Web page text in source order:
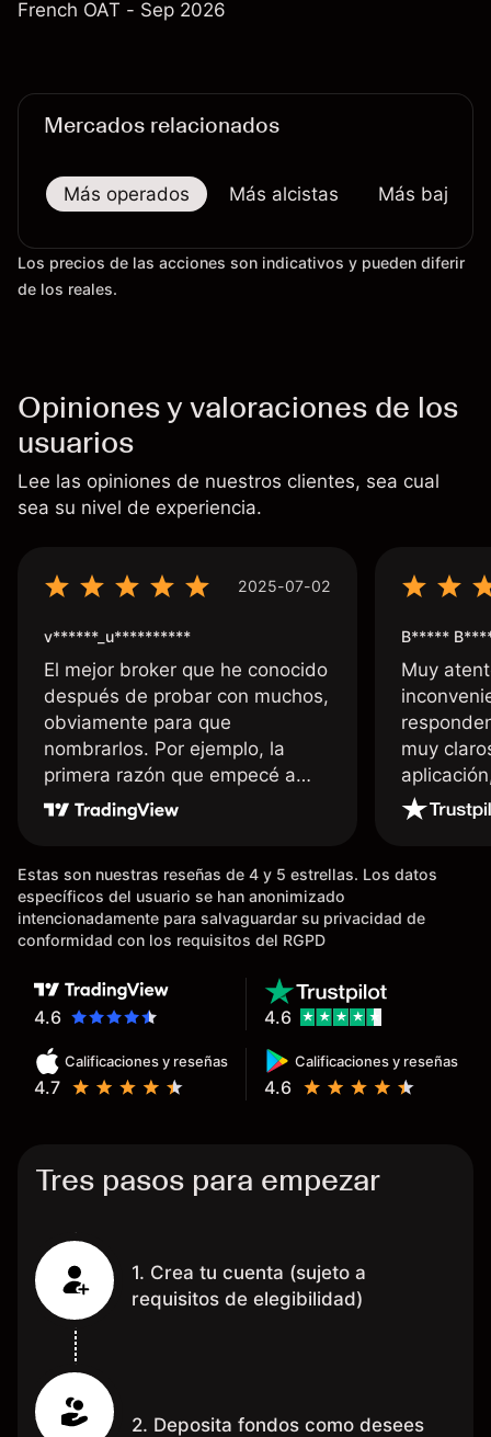
French OAT - Sep 2026
Mercados relacionados
Más operados Más alcistas Más bajistas
Los precios de las acciones son indicativos y pueden diferir
de los reales.
Opiniones y valoraciones de los
usuarios
Lee las opiniones de nuestros clientes, sea cual
sea su nivel de experiencia.
2025-07-02
v******_u**********
El mejor broker que he conocido
después de probar con muchos,
obviamente para que
nombrarlos. Por ejemplo, la
primera razón que empecé a
usar Capital fue la llegada de mi
existentes en el mercado que
tardan días o tienen mucha
burocracia; y la segunda razón,
hecho de operar en un mercado
determinado, debido a los
Mientras más activo seas, más
dinero te reembolsa. Muchas
B*****
Muy
muy
Estas son nuestras reseñas de 4 y 5 estrellas. Los datos
específicos del usuario se han anonimizado
intencionadamente para salvaguardar su privacidad de
conformidad con los requisitos del RGPD
4.6
Calificaciones y reseñas
4.7
Calificaciones y reseñas
4.6
4.6
Tres pasos para empezar
1. Crea tu cuenta (sujeto a
requisitos de elegibilidad)
2. Deposita fondos como desees